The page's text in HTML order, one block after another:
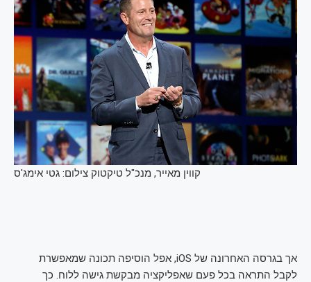
קווין מאייר, מנכ"ל טיקטוק צילום: גטי אימג'ס
אך בגרסה האחרונה של iOS, אפל הוסיפה תכונה שמאפשרת
לקבל התראה בכל פעם שאפליקציה מבקשת גישה ללוח. כך